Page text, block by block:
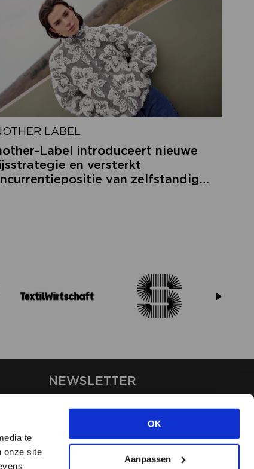
te
onze site
OK
Aanpassen
LABEL
Label introduceert nieuwe
en versterkt
van zelfstandige
NEWSLETTER
Stay up-to-date on our latest
news through the newsletter